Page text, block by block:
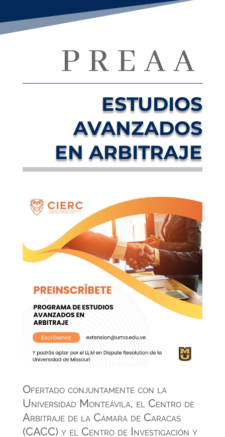
PREAA
ESTUDIOS
AVANZADOS
EN ARBITRAJE
Ofertado conjuntamente con la
Universidad Monteávila, el Centro de
Arbitraje de la Cámara de Caracas
(CACC) y el Centro de Investigación y